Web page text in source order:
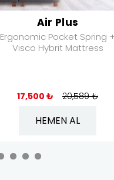
Air Plus
Ergonomic Pocket Spring
Visco Hybrit Mattress
17,500 ₺ 20,589 ₺
HEMEN AL